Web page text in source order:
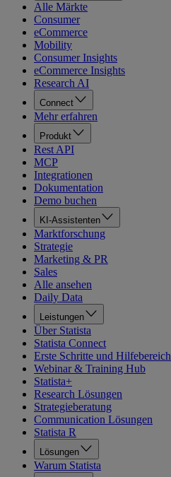
Alle Märkte
Consumer
eCommerce
Mobility
Consumer Insights
eCommerce Insights
Research AI
Connect
Mehr erfahren
Produkt
Rest API
MCP
Integrationen
Dokumentation
Demo buchen
KI-Assistenten
Marktforschung
Strategie
Marketing & PR
Sales
Alle ansehen
Daily Data
Leistungen
Über Statista
Statista Connect
Erste Schritte und Hilfebereich
Webinar & Training Hub
Statista+
Research Lösungen
Strategieberatung
Communication Lösungen
Statista R
Lösungen
Warum Statista